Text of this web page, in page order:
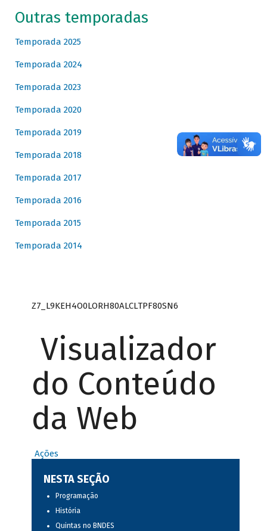
Outras temporadas
Temporada 2025
Temporada 2024
Temporada 2023
Temporada 2020
Temporada 2019
Temporada 2018
Temporada 2017
Temporada 2016
Temporada 2015
Temporada 2014
Z7_L9KEH4O0LORH80ALCLTPF80SN6
Visualizador
do Conteúdo
da Web
Ações
NESTA SEÇÃO
Programação
História
Quintas no BNDES